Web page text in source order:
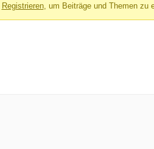
Registrieren, um Beiträge und Themen zu